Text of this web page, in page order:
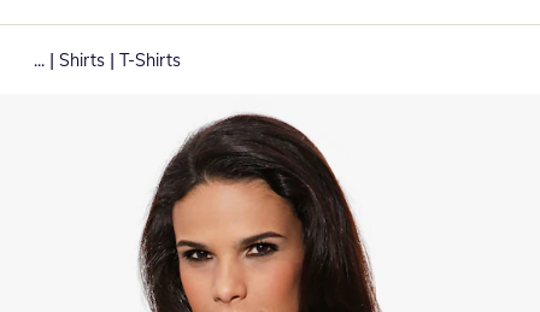
... | Shirts | T-Shirts